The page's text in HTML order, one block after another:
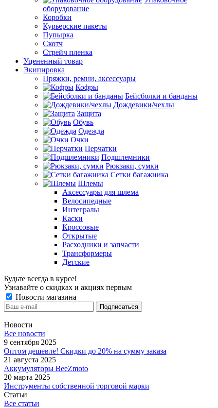
оборудование
Коробки
Курьерские пакеты
Пупырка
Скотч
Стрейч пленка
Уцененный товар
Экипировка
Пряжки, ремни, аксессуары
Кофры
Бейсболки и банданы
Дождевики/чехлы
Защита
Обувь
Одежда
Очки
Перчатки
Подшлемники
Рюкзаки, сумки
Сетки багажника
Шлемы
Аксессуары для шлема
Велосипедные
Интегралы
Каски
Кроссовые
Открытые
Расходники и запчасти
Трансформеры
Детские
Будьте всегда в курсе!
Узнавайте о скидках и акциях первым
Новости магазина
Новости
Все новости
9 сентября 2025
Оптом дешевле! Скидки до 20% на сумму заказа
21 августа 2025
Аккумуляторы BeeZmoto
20 марта 2025
Инструменты собственной торговой марки
Статьи
Все статьи